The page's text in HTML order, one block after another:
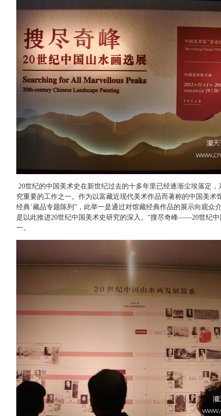
20世纪的中国美术史在新世纪过去的十多年里已经逐渐尘埃落定
究重要的工作之一。作为以富藏近现代美术作品而著称的中国美术
经典’藏品专题陈列”，此举一是通过对馆藏经典作品的展示向观众
是以此推进20世纪中国美术史研究的深入。“搜尽奇峰——20世纪
一。